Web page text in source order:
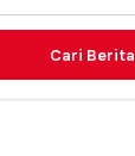
Cari Berita